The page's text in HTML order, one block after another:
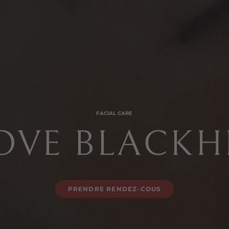
FACIAL CARE
PRENDRE RENDEZ-COUS